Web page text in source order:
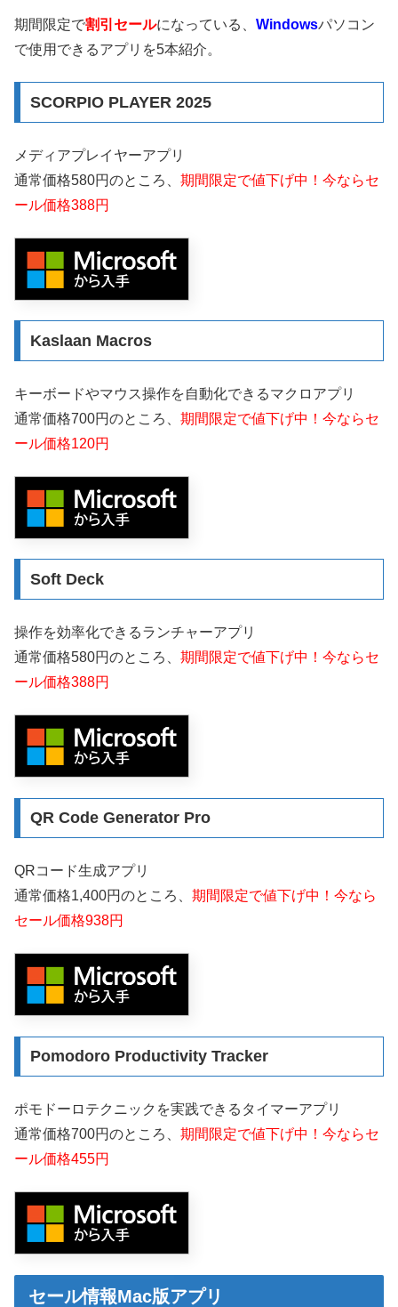
期間限定で割引セールになっている、 Windowsパソコン
で使用できるアプリを5本紹介。
SCORPIO PLAYER 2025
メディアプレイヤーアプリ
通常価格580円のところ、 期間限定で値下げ中！今ならセ
ール価格388円
Kaslaan Macros
キーボードやマウス操作を自動化できるマクロアプリ
通常価格700円のところ、 期間限定で値下げ中！今ならセ
ール価格120円
Soft Deck
操作を効率化できるランチャーアプリ
通常価格580円のところ、 期間限定で値下げ中！今ならセ
ール価格388円
QR Code Generator Pro
QRコード生成アプリ
通常価格1,400円のところ、 期間限定で値下げ中！今なら
セール価格938円
Pomodoro Productivity Tracker
ポモドーロテクニックを実践できるタイマーアプリ
通常価格700円のところ、 期間限定で値下げ中！今ならセ
ール価格455円
セール情報Mac版アプリ